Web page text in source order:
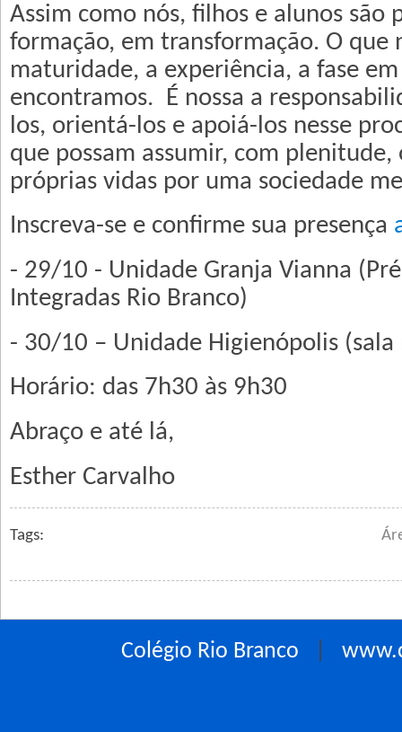
Assim como nós, filhos e alunos são
formação, em transformação. O que
maturidade, a experiência, a fase
encontramos. É nossa a
los, orientá-los e apoiá-los nesse
que possam assumir, com plenitude,
próprias vidas por uma sociedade
Inscreva-se e confirme sua presença
- 29/10 - Unidade Granja Vianna
Integradas Rio Branco)
- 30/10 – Unidade Higienópolis (sala
Horário: das 7h30 às 9h30
Abraço e até lá,
Esther Carvalho
Tags:
Colégio Rio Branco